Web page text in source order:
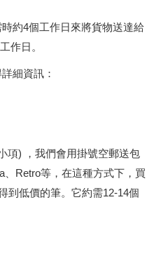
約4個工作日來將貨物送達給
作日。
細資訊：
項) ，我們會用掛號空郵送包
、Retro等，在這種方式下，買
到低價的筆。它約需12-14個